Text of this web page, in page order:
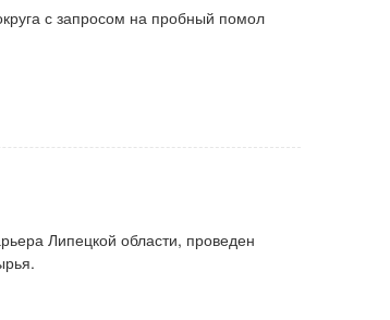
с запросом на пробный помол
Липецкой области, проведен